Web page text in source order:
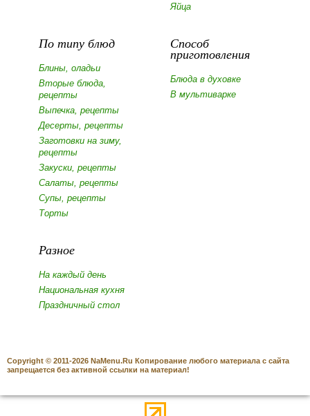
Яйца
По типу блюд
Блины, оладьи
Вторые блюда,
рецепты
Выпечка, рецепты
Десерты, рецепты
Заготовки на зиму,
рецепты
Закуски, рецепты
Салаты, рецепты
Супы, рецепты
Торты
Способ
приготовления
Блюда в духовке
В мультиварке
Разное
На каждый день
Национальная кухня
Праздничный стол
Copyright © 2011-2026 NaMenu.Ru Копирование любого материала с сайта
запрещается без активной ссылки на материал!